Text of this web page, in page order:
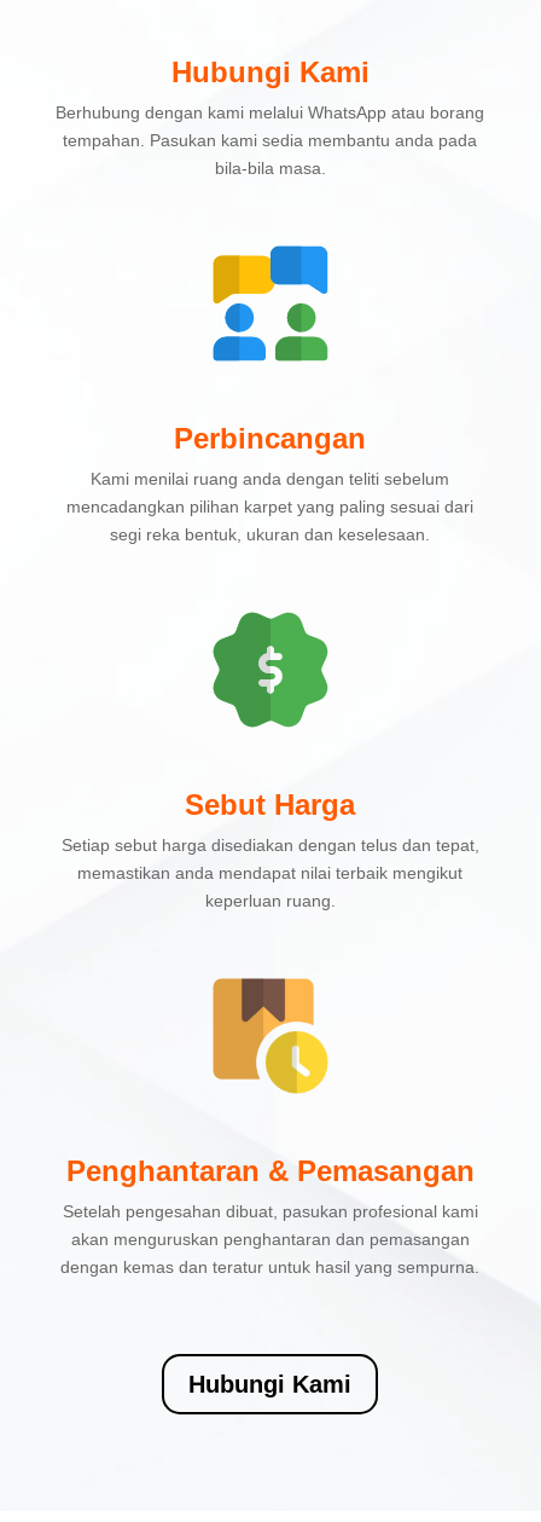
Hubungi Kami
Berhubung dengan kami melalui WhatsApp atau borang
tempahan. Pasukan kami sedia membantu anda pada
bila-bila masa.
Perbincangan
Kami menilai ruang anda dengan teliti sebelum
mencadangkan pilihan karpet yang paling sesuai dari
segi reka bentuk, ukuran dan keselesaan.
Sebut Harga
Setiap sebut harga disediakan dengan telus dan tepat,
memastikan anda mendapat nilai terbaik mengikut
keperluan ruang.
Penghantaran & Pemasangan
Setelah pengesahan dibuat, pasukan profesional kami
akan menguruskan penghantaran dan pemasangan
dengan kemas dan teratur untuk hasil yang sempurna.
Hubungi Kami